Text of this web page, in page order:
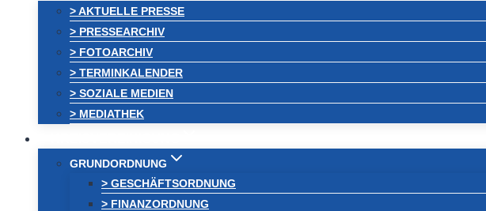
> AKTUELLE PRESSE
> PRESSEARCHIV
> FOTOARCHIV
> TERMINKALENDER
> SOZIALE MEDIEN
> MEDIATHEK
GRUNDORDNUNG
> GESCHÄFTSORDNUNG
> FINANZORDNUNG